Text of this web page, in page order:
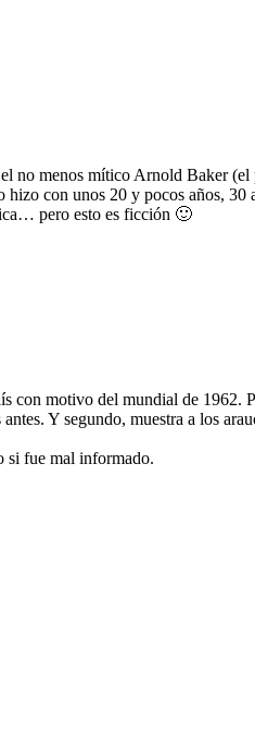
menos mítico Arnold Baker
con unos 20 y pocos años,
pero esto es ficción 🙂
con motivo del mundial de
Y segundo, muestra a los
si fue mal informado.